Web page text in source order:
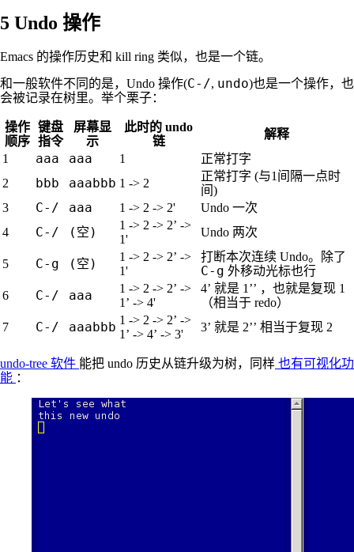
5 Undo 操作
Emacs 的操作历史和 kill ring 类似，也是一个链。
和一般软件不同的是，Undo 操作(C-/, undo)也是一个操作，也
会被记录在树里。举个栗子：
操作
顺序
键盘
指令
屏幕显
示
此时的 undo
链
解释
1
aaa aaa 1
正常打字
2
bbb aaabbb 1 -> 2
正常打字 (与1间隔一点时
间)
3
C-/ aaa 1 -> 2 -> 2'
Undo 一次
4
C-/ (空)
1 -> 2 -> 2’ ->
1'
Undo 两次
5 C-g (空)
1 -> 2 -> 2’ ->
1'
打断本次连续 Undo。除了
C-g 外移动光标也行
6
C-/ aaa
1 -> 2 -> 2’ ->
1’ -> 4'
4’ 就是 1’’ ，也就是复现 1
（相当于 redo）
7
C-/ aaabbb 1 -> 2 -> 2’ ->
1’ -> 4’ -> 3'
3’ 就是 2’’ 相当于复现 2
undo-tree 软件 能把 undo 历史从链升级为树，同样 也有可视化功
能 ：